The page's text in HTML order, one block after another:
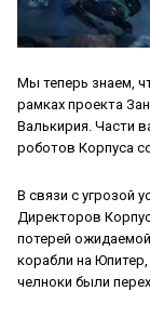
Мы теперь знаем,
рамках проекта
Валькирия. Части
роботов Корпуса
В связи с угрозой
Директоров
потерей
корабли на
челноки были